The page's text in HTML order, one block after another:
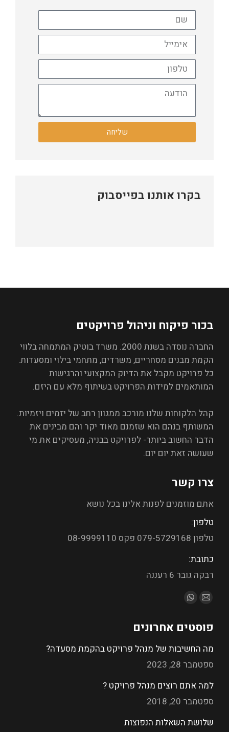
שליחה
בקרו אותנו בפייסבוק
בכור פיקוח וניהול פרויקטים
החברה נוסדה בשנת 2000. משרד בוטיק המתמחה בלווי
הקמת מבנים מסחריים, משרדים, מתחמי בילוי ומסעדות.
כל פרויקט מקבל את הדיוק המקצועי והרגישות
המותאמים למידות הפרויקט בשיתוף מלא עם היזם.
קהל הלקוחות שלנו מורכב ממגוון רחב של יזמים ויזמיות.
המשותף בנהם הוא שזמנם מאוד יקר והם מבינים את
הדבר החשוב ביותר- לפרויקט בבניה, מעסיקים את מי
שעושה זאת יום יום.
צרו קשר
אתם מוזמנים לפנות אלינו בכל נושא
טלפון:
טלפון 079-5729168 פקס 08-9999110
כתובת:
רבקה גובר 6 רעננה
מצא אותנו ב:
פוסטים אחרונים
מה החשיבות של מנהל פרויקט בהקמת מסעדה?
ספטמבר 28, 2023
למה אתם רוצים מנהל פרויקט ?
ספטמבר 20, 2018
שלושת השאלות הנפוצות